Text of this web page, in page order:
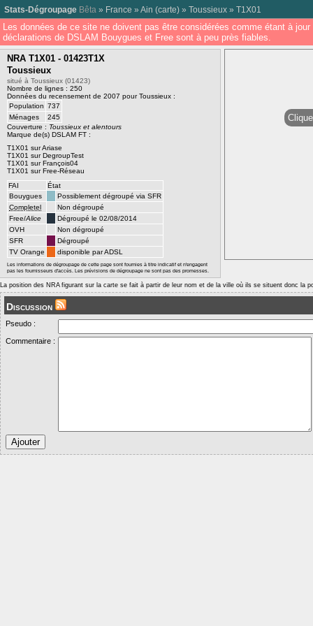
Stats-Dégroupage Bêta » France » Ain (carte) » Toussieux » T1X01
Les données de ce site ne doivent pas être considérées comme étant à
déclarations de DSLAM Bouygues et Free sont à peu près fiables.
NRA T1X01 - 01423T1X
Toussieux
situé à Toussieux (01423)
Nombre de lignes : 250
Données du recensement de 2007 pour Toussieux :
Population 737
Ménages
245
Couverture : Toussieux et alentours
Marque de(s) DSLAM FT :
T1X01 sur Ariase
T1X01 sur DegroupTest
T1X01 sur François04
T1X01 sur Free-Réseau
FAI
État
Bouygues
Possiblement dégroupé via SFR
Completel
Non dégroupé
Free/Alice
Dégroupé le 02/08/2014
OVH
Non dégroupé
SFR
Dégroupé
TV Orange
disponible par ADSL
Les informations de dégroupage de cette page sont fournies à titre indicatif et n'engagent
pas les fournisseurs d'accès. Les prévisions de dégroupage ne sont pas des promesses.
La position des NRA figurant sur la carte se fait à partir de leur nom et de la ville où ils se situent donc la
Discussion
Pseudo :
Commentaire :